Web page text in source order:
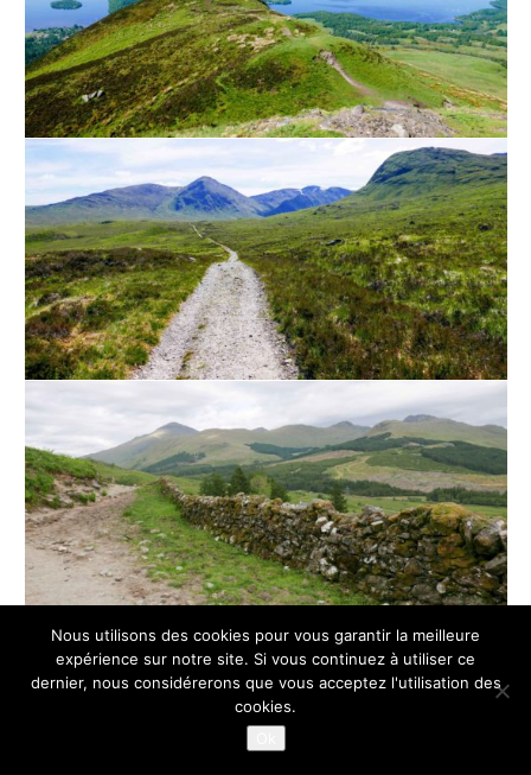
Nous utilisons des cookies pour vous garantir la meilleure
expérience sur notre site. Si vous continuez à utiliser ce
dernier, nous considérerons que vous acceptez l'utilisation des
cookies.